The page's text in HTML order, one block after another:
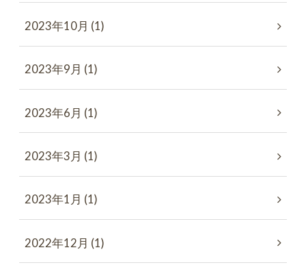
2023年10月 (1)
2023年9月 (1)
2023年6月 (1)
2023年3月 (1)
2023年1月 (1)
2022年12月 (1)